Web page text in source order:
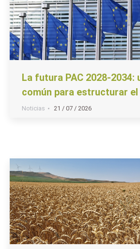
La futura PAC 2028-2034:
común para estructurar
Noticias 21 / 07 / 2026